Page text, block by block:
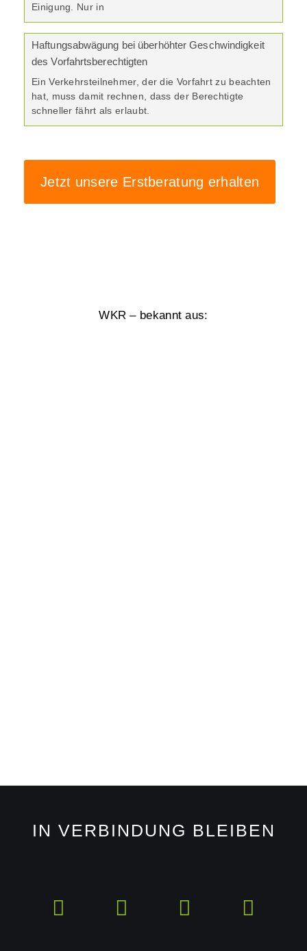
Einigung. Nur in
Haftungsabwägung bei überhöhter Geschwindigkeit
des Vorfahrtsberechtigten
Ein Verkehrsteilnehmer, der die Vorfahrt zu beachten
hat, muss damit rechnen, dass der Berechtigte
schneller fährt als erlaubt.
Jetzt unsere Erstberatung erhalten
WKR – bekannt aus:
IN VERBINDUNG BLEIBEN